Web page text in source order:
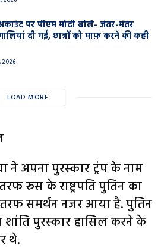
अकाउंट पर पीएम मोदी बोले- जंतर-मंतर
दी गईं, छात्रों को माफ़ करने की कही
2026
LOAD MORE
ने अपना पुरस्कार ट्रंप के नाम
रूस के राष्ट्रपति पुतिन का
समर्थन नजर आया है. पुतिन
शांति पुरस्कार हासिल करने के
थे.